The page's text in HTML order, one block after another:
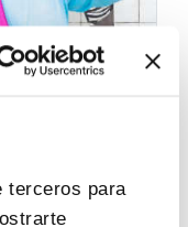
terceros para